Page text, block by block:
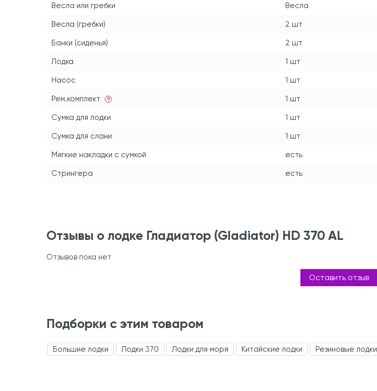
Весла или гребки Весла
Весла (гребки) 2 шт
Банки (сиденья) 2 шт
Лодка 1 шт
Насос 1 шт
Рем.комплект ? 1 шт
Сумка для лодки 1 шт
Сумка для слани 1 шт
Мягкие накладки с сумкой есть
Стрингера есть
Отзывы о лодке Гладиатор (Gladiator) HD 370 AL
Отзывов пока нет
Оставить отзыв
Подборки с этим товаром
Большие лодки Лодки 370 Лодки для моря Китайские лодки Резиновые лодки